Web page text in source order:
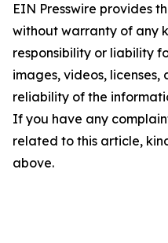
EIN Presswire provides
without warranty of any
responsibility or liability
images, videos,
reliability of the
If you have any
related to this article,
above.